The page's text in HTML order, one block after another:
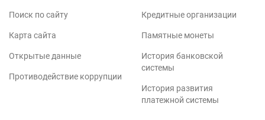
Поиск по сайту
Карта сайта
Открытые данные
Противодействие коррупции
Кредитные организации
Памятные монеты
История банковской
системы
История развития
платежной системы